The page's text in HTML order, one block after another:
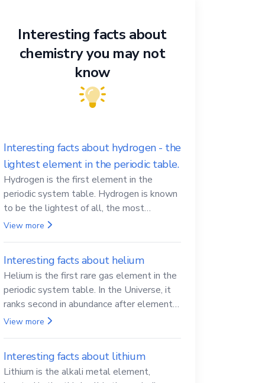
Interesting facts about
chemistry you may not
know
Interesting facts about hydrogen - the
lightest element in the periodic table.
Hydrogen is the first element in the
periodic system table. Hydrogen is known
to be the lightest of all, the most
abundant in the Universe, the essential
View more
Interesting facts about helium
Helium is the first rare gas element in the
periodic system table. In the Universe, it
ranks second in abundance after elemental
hydrogen.
View more
Interesting facts about lithium
Lithium is the alkali metal element,